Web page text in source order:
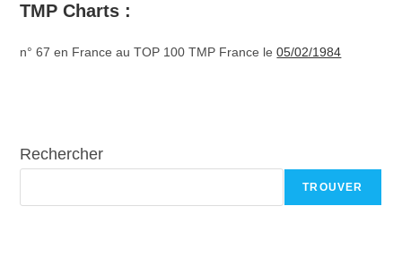
TMP Charts :
n° 67 en France au TOP 100 TMP France le05/02/1984
Rechercher
TROUVER